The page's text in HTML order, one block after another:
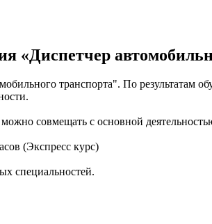
«Диспетчер
транспорта". По результатам
совмещать с основной
(Экспресс курс)
специальностей.